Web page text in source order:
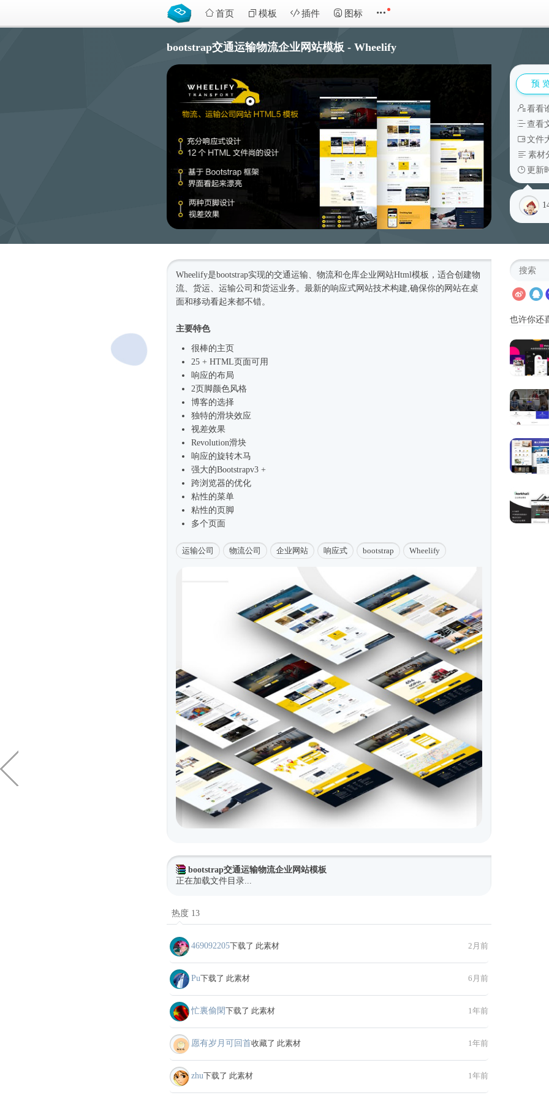
首页 模板 插件 图标
bootstrap交通运输物流企业网站模板 - Wheelify
预
看看
查看
文件
素材
更新
Wheelify是bootstrap实现的交通运输、物流和仓库企业网站Html模板 ，适合创建物
流、货运、运输公司和货运业务。最新的响应式网站技术构建,确保你的网站在桌
面和移动看起来都不错。
主要特色
很棒的主页
25 + HTML页面可用
响应的布局
2页脚颜色风格
博客的选择
独特的滑块效应
视差效果
Revolution滑块
响应的旋转木马
强大的Bootstrapv3 +
跨浏览器的优化
粘性的菜单
粘性的页脚
多个页面
运输公司 物流公司 企业网站 响应式 bootstrap Wheelify
bootstrap交通运输物流企业网站模板
正在加载文件目录...
热度 13
469092205下载了 此素材 2月前
Pu下载了 此素材 6月前
忙裏偷閑下载了 此素材 1年前
愿有岁月可回首收藏了 此素材 1年前
zhu下载了 此素材 1年前
也许你还